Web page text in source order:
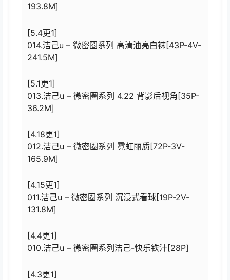
193.8M]
[5.4更1]
014.洁己u – 微密圈系列 高清油亮白袜[43P-4V-
241.5M]
[5.1更1]
013.洁己u – 微密圈系列 4.22 背影后视角[35P-
36.2M]
[4.18更1]
012.洁己u – 微密圈系列 霓虹丽质[72P-3V-
165.9M]
[4.15更1]
011.洁己u – 微密圈系列 沉浸式看球[19P-2V-
131.8M]
[4.4更1]
010.洁己u – 微密圈系列洁己-快乐铁汁[28P]
[4.3更1]